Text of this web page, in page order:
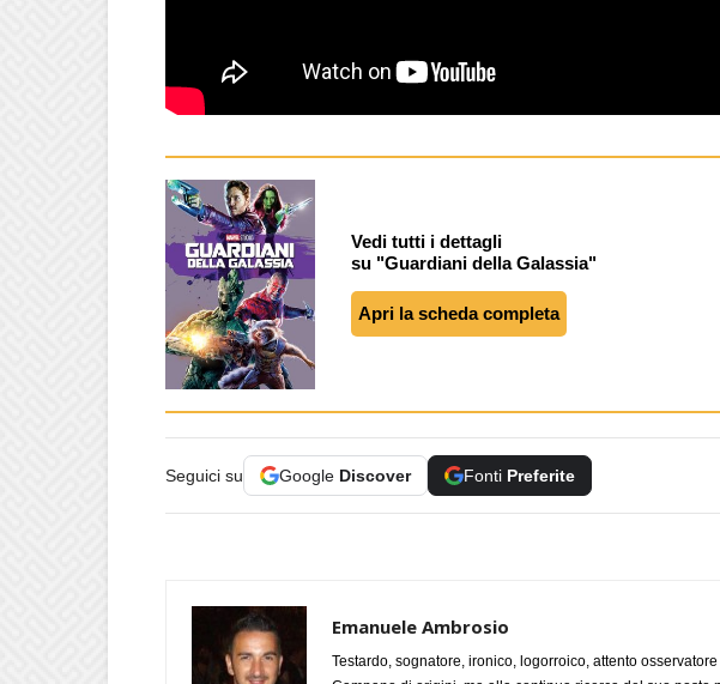
Vedi tutti i dettagli
su "Guardiani della Galassia"
Apri la scheda completa
Seguici su Google Discover Fonti Preferite
Emanuele Ambrosio
Testardo, sognatore, ironico, logorroico, attento